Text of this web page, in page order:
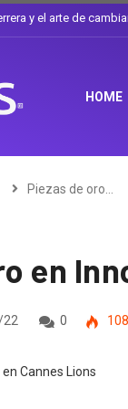
el arte de cambiarse
HOME
Piezas de oro…
en
22 0